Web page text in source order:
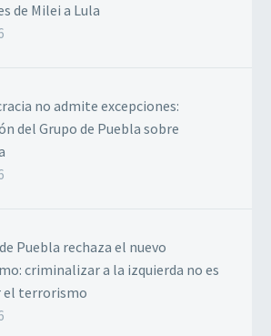
de Milei a Lula
no admite excepciones:
del Grupo de Puebla sobre
Puebla rechaza el nuevo
criminalizar a la izquierda no es
terrorismo